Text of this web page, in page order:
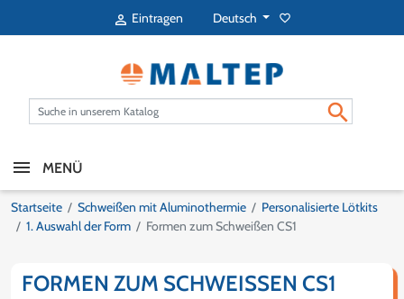
 Eintragen Deutsch favorite_border

MENÜ
Startseite Schweißen mit Aluminothermie
Personalisierte Lötkits
1. Auswahl der Form
Formen zum Schweißen CS1
FORMEN ZUM SCHWEISSEN CS1